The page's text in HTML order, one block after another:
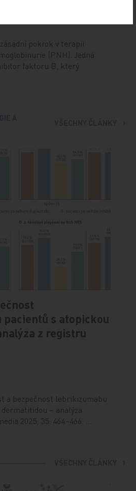
pokrok v terapii
(PNH). Jedná
faktoru B, který
s atopickou
z registru
a bezpečnost lebrikizumabu
– analýza
2025; 35: 464–466. …